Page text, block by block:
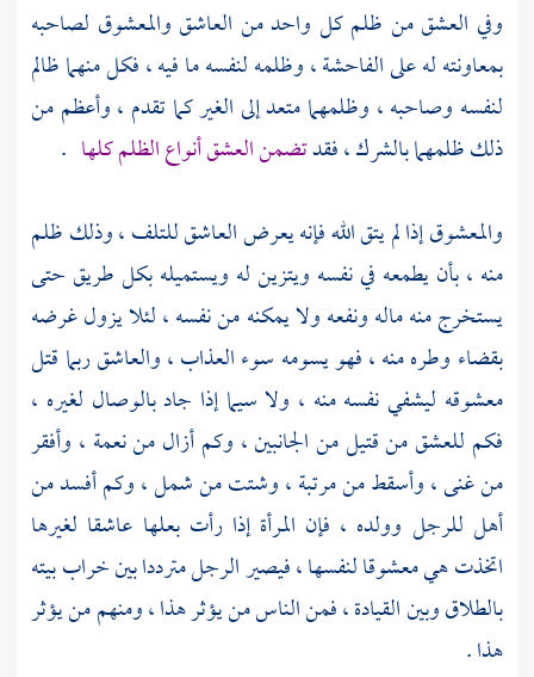
وفي العشق من ظلم كل واحد من العاشق والمعشوق لصاحبه
بمعاونته له على الفاحشة ، وظلمه لنفسه ما فيه ، فكل منهما ظالم
لنفسه وصاحبه ، وظلمهما متعد إلى الغير كما تقدم ، وأعظم من
ذلك ظلمهما بالشرك ، فقدتضمن العشق أنواع الظلم كلها .
والمعشوق إذا لم يتق الله فإنه يعرض العاشق للتلف ، وذلك ظلم
منه ، بأن يطمعه في نفسه ويتزين له ويستميله بكل طريق حتى
يستخرج منه ماله ونفعه ولا يمكنه من نفسه ، لئلا يزول غرضه
بقضاء وطره منه ، فهو يسومه سوء العذاب ، والعاشق ربما قتل
معشوقه ليشفي نفسه منه ، ولا سيما إذا جاد بالوصال لغيره ،
فكم للعشق من قتيل من الجانبين ، وكم أزال من نعمة ، وأفقر
من غنى ، وأسقط من مرتبة ، وشتت من شمل ، وكم أفسد من
أهل للرجل وولده ، فإن المرأة إذا رأت بعلها عاشقا لغيرها
اتخذت هي معشوقا لنفسها ، فيصير الرجل مترددا بين خراب بيته
بالطلاق وبين القيادة ، فمن الناس من يؤثر هذا ، ومنهم من يؤثر
هذا .